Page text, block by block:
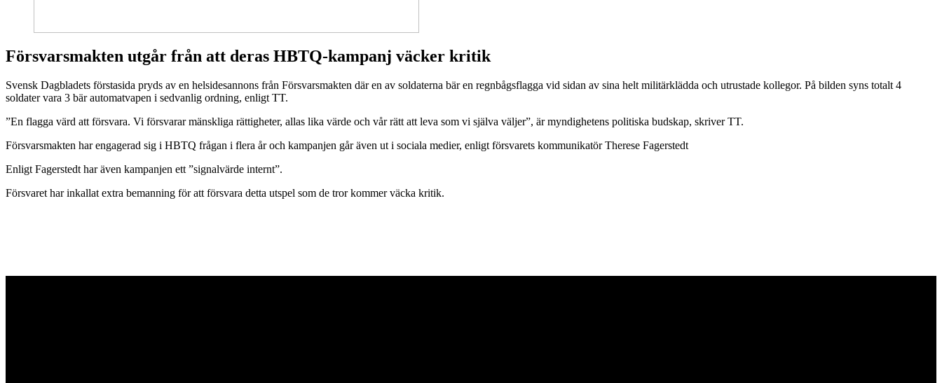
Försvarsmakten utgår från att deras HBTQ-kampanj väcker kritik
Svensk Dagbladets förstasida pryds av en helsidesannons från Försvarsmakten där en av soldaterna bär en regnbågsflagga vid sidan av sina helt militärklädda och utrustade kollegor. På bilden syns totalt 4
soldater vara 3 bär automatvapen i sedvanlig ordning, enligt TT.
”En flagga värd att försvara. Vi försvarar mänskliga rättigheter, allas lika värde och vår rätt att leva som vi själva väljer”, är myndighetens politiska budskap, skriver TT.
Försvarsmakten har engagerad sig i HBTQ frågan i flera år och kampanjen går även ut i sociala medier, enligt försvarets kommunikatör Therese Fagerstedt
Enligt Fagerstedt har även kampanjen ett ”signalvärde internt”.
Försvaret har inkallat extra bemanning för att försvara detta utspel som de tror kommer väcka kritik.